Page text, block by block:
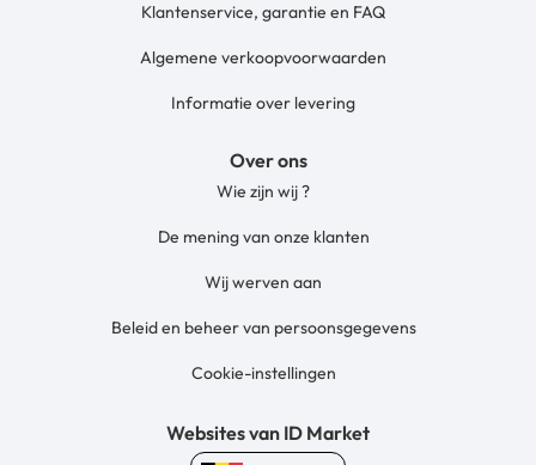
Klantenservice, garantie en FAQ
Algemene verkoopvoorwaarden
Informatie over levering
Over ons
Wie zijn wij ?
De mening van onze klanten
Wij werven aan
Beleid en beheer van persoonsgegevens
Cookie-instellingen
Websites van ID Market